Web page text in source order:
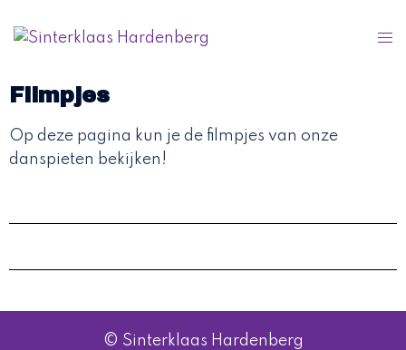
Filmpjes
Op deze pagina kun je de filmpjes van onze
danspieten bekijken!
© Sinterklaas Hardenberg